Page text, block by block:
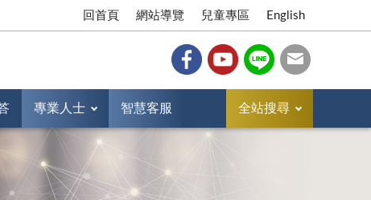
回首頁 網站導覽 兒童專區 English
專業人士 智慧客服 全站搜尋